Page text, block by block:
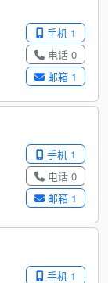
手机 1
电话 0
邮箱 1
手机 1
电话 0
邮箱 1
手机 1